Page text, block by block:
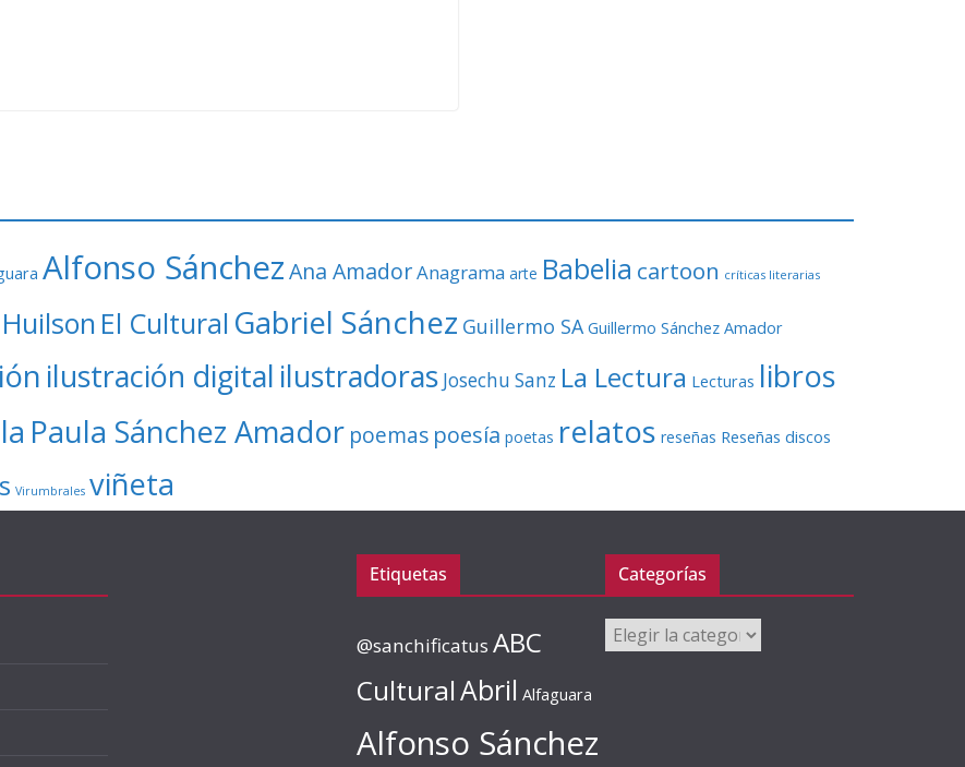
Alfonso SánchezAna AmadorAnagrama arte Babelia cartoon críticas literarias
El Cultural Gabriel Sánchez Guillermo SA Guillermo Sánchez Amador
ilustración digital ilustradoras Josechu Sanz La Lectura Lecturas libros
Paula Sánchez Amador poemas poesía poetas relatos reseñas Reseñas discos
Virumbrales viñeta
Etiquetas
@sanchificatus ABC
CulturalAbril Alfaguara
Alfonso Sánchez
Categorías
Categorías